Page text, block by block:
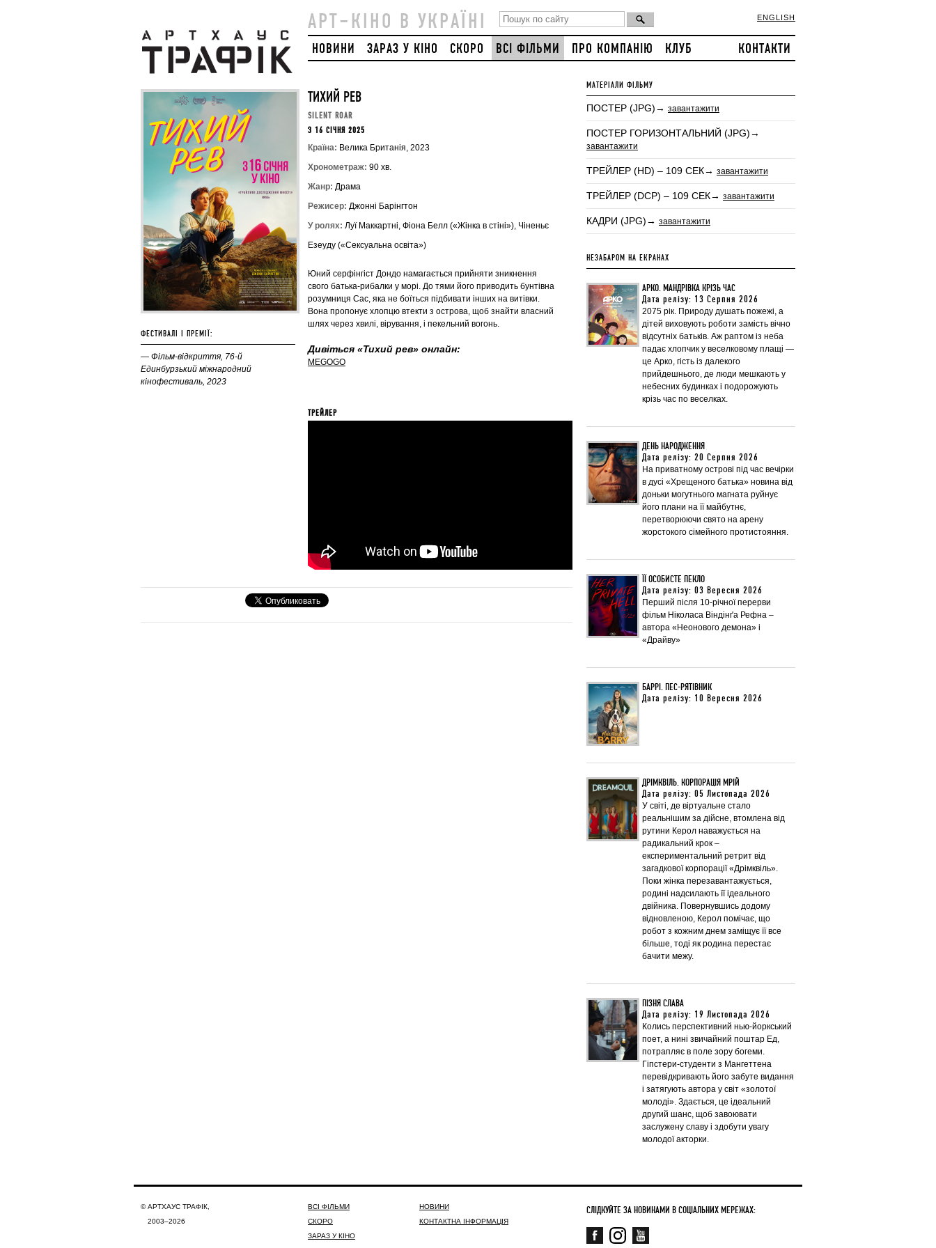
АРТ–КІНО В УКРАЇНІ ENGLISH
НОВИНИ ЗАРАЗ У КІНО СКОРО ВСІ ФІЛЬМИ ПРО КОМПАНІЮ КЛУБ КОНТАКТИ
ФЕСТИВАЛІ І ПРЕМІЇ:
— Фільм-відкриття, 76-й
Единбурзький міжнародний
кінофестиваль, 2023
ТИХИЙ РЕВ
SILENT ROAR
З 16 СІЧНЯ 2025
Країна: Велика Британія, 2023
Хронометраж: 90 хв.
Жанр: Драма
Режисер: Джонні Барінгтон
У ролях: Луї Маккартні, Фіона Белл («Жінка в стіні»), Чіненьє
Езеуду («Сексуальна освіта»)
Юний серфінгіст Дондо намагається прийняти зникнення
свого батька-рибалки у морі. До тями його приводить бунтівна
розумниця Сас, яка не боїться підбивати інших на витівки.
Вона пропонує хлопцю втекти з острова, щоб знайти власний
шлях через хвилі, вірування, і пекельний вогонь.
Дивіться «Тихий рев» онлайн:
MEGOGO
ТРЕЙЛЕР
МАТЕРІАЛИ ФІЛЬМУ
ПОСТЕР (JPG)→ завантажити
ПОСТЕР ГОРИЗОНТАЛЬНИЙ (JPG)→
завантажити
ТРЕЙЛЕР (HD) – 109 СЕК→ завантажити
ТРЕЙЛЕР (DCP) – 109 СЕК→ завантажити
КАДРИ (JPG)→ завантажити
НЕЗАБАРОМ НА ЕКРАНАХ
АРКО. МАНДРІВКА КРІЗЬ ЧАС
Дата релізу: 13 Серпня 2026
2075 рік. Природу душать пожежі, а
дітей виховують роботи замість вічно
відсутніх батьків. Аж раптом із неба
падає хлопчик у веселковому плащі —
це Арко, гість із далекого
прийдешнього, де люди мешкають у
небесних будинках і подорожують
крізь час по веселках.
ДЕНЬ НАРОДЖЕННЯ
Дата релізу: 20 Серпня 2026
На приватному острові під час вечірки
в дусі «Хрещеного батька» новина від
доньки могутнього магната руйнує
його плани на її майбутнє,
перетворюючи свято на арену
жорстокого сімейного протистояння.
ЇЇ ОСОБИСТЕ ПЕКЛО
Дата релізу: 03 Вересня 2026
Перший після 10-річної перерви
фільм Ніколаса Віндінґа Рефна –
автора «Неонового демона» і
«Драйву»
БАРРІ. ПЕС-РЯТІВНИК
Дата релізу: 10 Вересня 2026
ДРІМКВІЛЬ. КОРПОРАЦІЯ МРІЙ
Дата релізу: 05 Листопада 2026
У світі, де віртуальне стало
реальнішим за дійсне, втомлена від
рутини Керол наважується на
радикальний крок –
експериментальний ретрит від
загадкової корпорації «Дрімквіль».
Поки жінка перезавантажується,
родині надсилають її ідеального
двійника. Повернувшись додому
відновленою, Керол помічає, що
робот з кожним днем заміщує її все
більше, тоді як родина перестає
бачити межу.
ПІЗНЯ СЛАВА
Дата релізу: 19 Листопада 2026
Колись перспективний нью-йоркський
поет, а нині звичайний поштар Ед,
потрапляє в поле зору богеми.
Гіпстери-студенти з Мангеттена
перевідкривають його забуте видання
і затягують автора у світ «золотої
молоді». Здається, це ідеальний
другий шанс, щоб завоювати
заслужену славу і здобути увагу
молодої акторки.
© АРТХАУС ТРАФІК,
2003–2026
ВСІ ФІЛЬМИ
СКОРО
ЗАРАЗ У КІНО
НОВИНИ
КОНТАКТНА ІНФОРМАЦІЯ
СЛІДКУЙТЕ ЗА НОВИНАМИ В СОЦІАЛЬНИХ МЕРЕЖАХ: